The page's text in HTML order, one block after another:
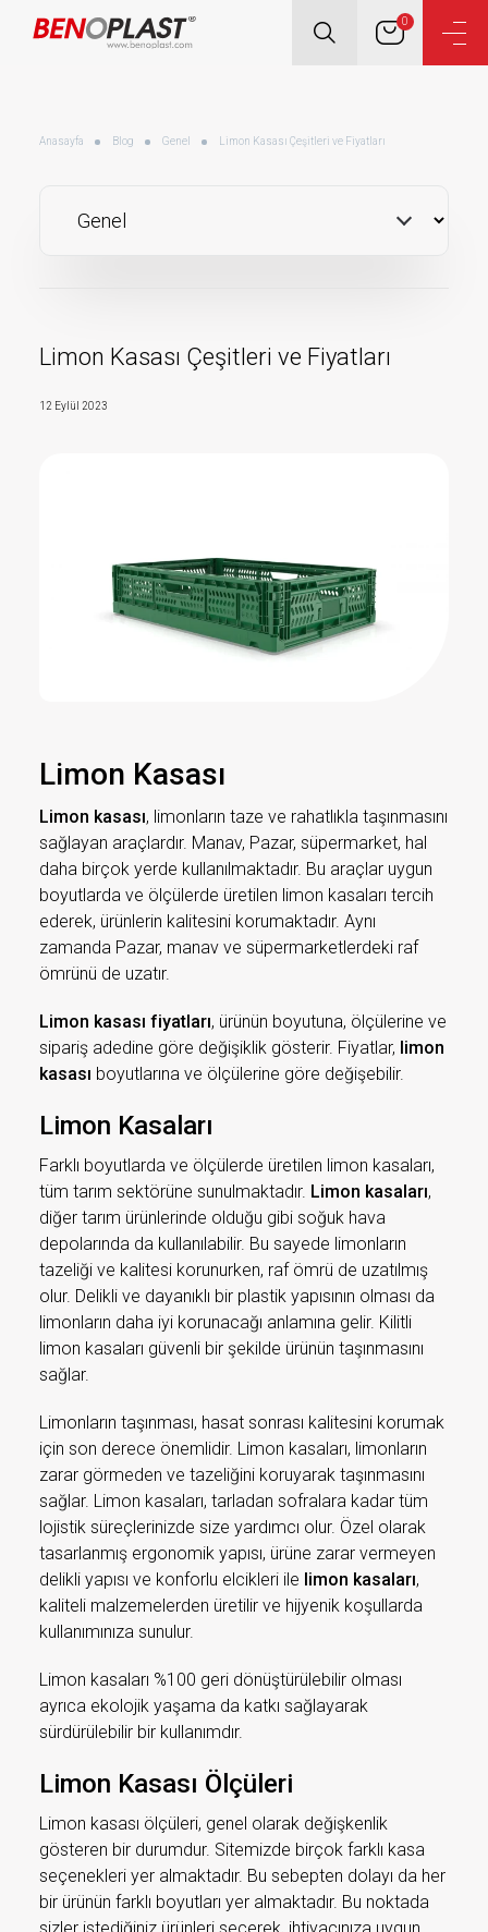
0
Anasayfa Blog Genel Limon Kasası Çeşitleri ve Fiyatları
Limon Kasası Çeşitleri ve Fiyatları
12 Eylül 2023
Limon Kasası
Limon kasası, limonların taze ve rahatlıkla taşınmasını
sağlayan araçlardır. Manav, Pazar, süpermarket, hal
daha birçok yerde kullanılmaktadır. Bu araçlar uygun
boyutlarda ve ölçülerde üretilen limon kasaları tercih
ederek, ürünlerin kalitesini korumaktadır. Aynı
zamanda Pazar, manav ve süpermarketlerdeki raf
ömrünü de uzatır.
Limon kasası fiyatları, ürünün boyutuna, ölçülerine ve
sipariş adedine göre değişiklik gösterir. Fiyatlar, limon
kasası boyutlarına ve ölçülerine göre değişebilir.
Limon Kasaları
Farklı boyutlarda ve ölçülerde üretilen limon kasaları,
tüm tarım sektörüne sunulmaktadır. Limon kasaları,
diğer tarım ürünlerinde olduğu gibi soğuk hava
depolarında da kullanılabilir. Bu sayede limonların
tazeliği ve kalitesi korunurken, raf ömrü de uzatılmış
olur. Delikli ve dayanıklı bir plastik yapısının olması da
limonların daha iyi korunacağı anlamına gelir. Kilitli
limon kasaları güvenli bir şekilde ürünün taşınmasını
sağlar.
Limonların taşınması, hasat sonrası kalitesini korumak
için son derece önemlidir. Limon kasaları, limonların
zarar görmeden ve tazeliğini koruyarak taşınmasını
sağlar. Limon kasaları, tarladan sofralara kadar tüm
lojistik süreçlerinizde size yardımcı olur. Özel olarak
tasarlanmış ergonomik yapısı, ürüne zarar vermeyen
delikli yapısı ve konforlu elcikleri ile limon kasaları,
kaliteli malzemelerden üretilir ve hijyenik koşullarda
kullanımınıza sunulur.
Limon kasaları %100 geri dönüştürülebilir olması
ayrıca ekolojik yaşama da katkı sağlayarak
sürdürülebilir bir kullanımdır.
Limon Kasası Ölçüleri
Limon kasası ölçüleri, genel olarak değişkenlik
gösteren bir durumdur. Sitemizde birçok farklı kasa
seçenekleri yer almaktadır. Bu sebepten dolayı da her
bir ürünün farklı boyutları yer almaktadır. Bu noktada